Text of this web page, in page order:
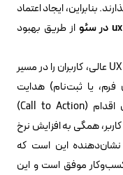
بنابراین، ایجاد اعتماد
از طریق بهبود
یک وب‌سایت با UX عالی، کاربران را در مسیر
یا ثبت‌نام) هدایت
می‌کند. فرآیندهای ساده، فراخوان‌های اقدام (Call to Action)
همگی به افزایش نرخ
نشان‌دهنده این است که
موفق است و این